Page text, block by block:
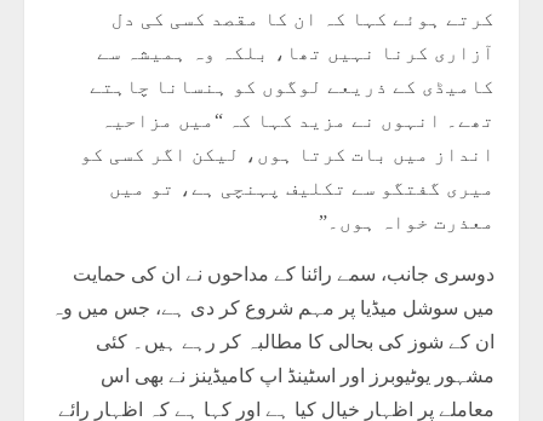
کرتے ہوئے کہا کہ ان کا مقصد کسی کی دل
آزاری کرنا نہیں تھا، بلکہ وہ ہمیشہ سے
کامیڈی کے ذریعے لوگوں کو ہنسانا چاہتے
تھے۔ انہوں نے مزید کہا کہ “میں مزاحیہ
انداز میں بات کرتا ہوں، لیکن اگر کسی کو
میری گفتگو سے تکلیف پہنچی ہے، تو میں
معذرت خواہ ہوں۔”
دوسری جانب، سمے رائنا کے مداحوں نے ان کی حمایت
میں سوشل میڈیا پر مہم شروع کر دی ہے، جس میں وہ
ان کے شوز کی بحالی کا مطالبہ کر رہے ہیں۔ کئی
مشہور یوٹیوبرز اور اسٹینڈ اپ کامیڈینز نے بھی اس
معاملے پر اظہارِ خیال کیا ہے اور کہا ہے کہ اظہارِ رائے